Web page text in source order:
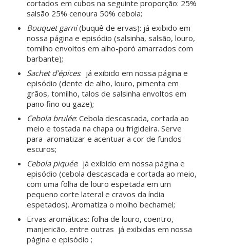
cortados em cubos na seguinte proporção: 25%
salsão 25% cenoura 50% cebola;
Bouquet garni(buquê de ervas): já exibido em
nossa página e episódio (salsinha, salsão, louro,
tomilho envoltos em alho-poró amarrados com
barbante);
Sachet d’épices: já exibido em nossa página e
episódio (dente de alho, louro, pimenta em
grãos, tomilho, talos de salsinha envoltos em
pano fino ou gaze);
Cebola brulée: Cebola descascada, cortada ao
meio e tostada na chapa ou frigideira. Serve
para aromatizar e acentuar a cor de fundos
escuros;
Cebola piquée: já exibido em nossa página e
episódio (cebola descascada e cortada ao meio,
com uma folha de louro espetada em um
pequeno corte lateral e cravos da índia
espetados). Aromatiza o molho bechamel;
Ervas aromáticas: folha de louro, coentro,
manjericão, entre outras já exibidas em nossa
página e episódio ;